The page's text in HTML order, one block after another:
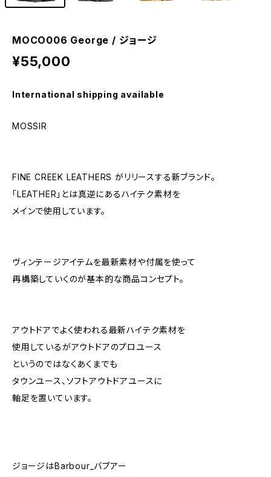
MOCO006 George / ジョージ
¥55,000
International shipping available
MOSSIR
FINE CREEK LEATHERS がリリースする新ブランド。
「LEATHER」とは真逆にあるハイテク素材を
メインで使用しています。
ヴィンテージアイテムを最新素材や付属を使って
再構築していくのが基本的な商品コンセプト。
アウトドアでよく使われる最新ハイテク素材を
使用しているがアウトドアのプロユース
というのではなくあくまでも
タウンユース、ソフトアウトドアユースに
軸足を置いています。
ジョージはBarbour_バブアー